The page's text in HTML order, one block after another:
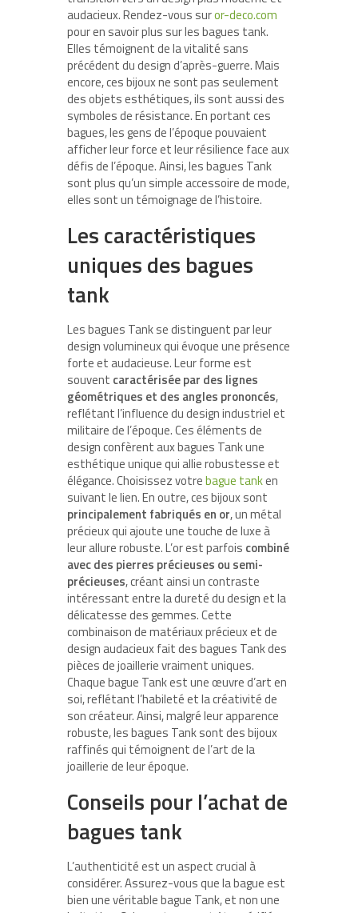
audacieux. Rendez-vous suror-deco.com
pour en savoir plus sur les bagues tank.
Elles témoignent de la vitalité sans
précédent du design d’après-guerre. Mais
encore, ces bijoux ne sont pas seulement
des objets esthétiques, ils sont aussi des
symboles de résistance. En portant ces
bagues, les gens de l’époque pouvaient
afficher leur force et leur résilience face aux
défis de l’époque. Ainsi, les bagues Tank
sont plus qu’un simple accessoire de mode,
elles sont un témoignage de l’histoire.
Les caractéristiques
uniques des bagues
tank
Les bagues Tank se distinguent par leur
design volumineux qui évoque une présence
forte et audacieuse. Leur forme est
souvent caractérisée par des lignes
géométriques et des angles prononcés,
reflétant l’influence du design industriel et
militaire de l’époque. Ces éléments de
design confèrent aux bagues Tank une
esthétique unique qui allie robustesse et
élégance. Choisissez votrebague tanken
suivant le lien. En outre, ces bijoux sont
principalement fabriqués en or, un métal
précieux qui ajoute une touche de luxe à
leur allure robuste. L’or est parfois combiné
avec des pierres précieuses ou semi-
précieuses, créant ainsi un contraste
intéressant entre la dureté du design et la
délicatesse des gemmes. Cette
combinaison de matériaux précieux et de
design audacieux fait des bagues Tank des
pièces de joaillerie vraiment uniques.
Chaque bague Tank est une œuvre d’art en
soi, reflétant l’habileté et la créativité de
son créateur. Ainsi, malgré leur apparence
robuste, les bagues Tank sont des bijoux
raffinés qui témoignent de l’art de la
joaillerie de leur époque.
Conseils pour l’achat de
bagues tank
L’authenticité est un aspect crucial à
considérer. Assurez-vous que la bague est
bien une véritable bague Tank, et non une